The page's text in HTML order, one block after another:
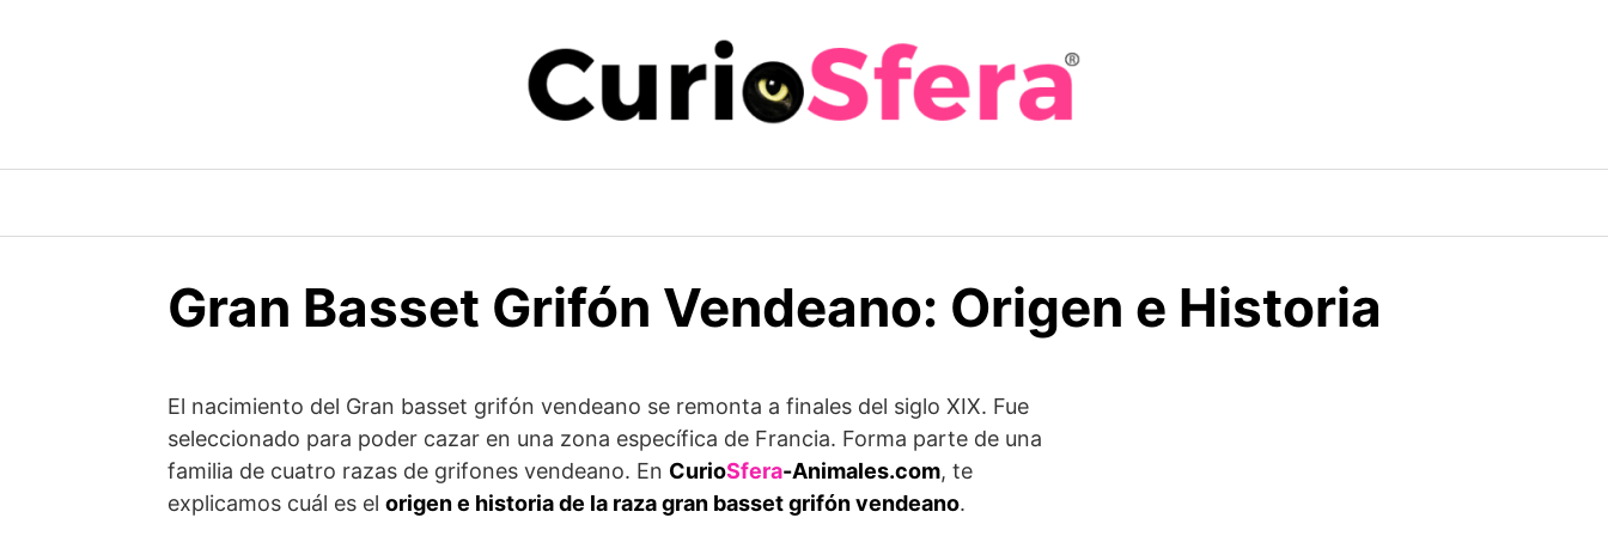
Gran Basset Grifón Vendeano: Origen e Historia
El nacimiento del Gran basset grifón vendeano se remonta a finales del siglo XIX. Fue
seleccionado para poder cazar en una zona específica de Francia. Forma parte de una
familia de cuatro razas de grifones vendeano. En CurioSfera-Animales.com, te
explicamos cuál es el origen e historia de la raza gran basset grifón vendeano.